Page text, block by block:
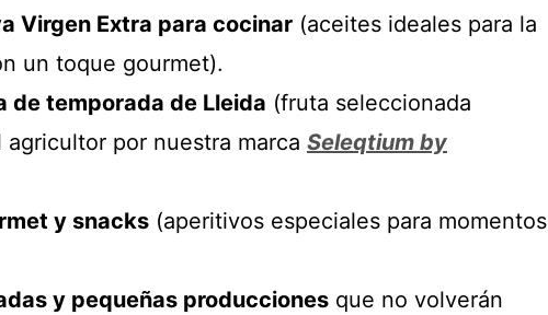
Virgen Extra para cocinar (aceites ideales para la
un toque gourmet).
de temporada de Lleida (fruta seleccionada
por nuestra marca Seleqtium by
y snacks (aperitivos especiales para momentos
y pequeñas producciones que no volverán